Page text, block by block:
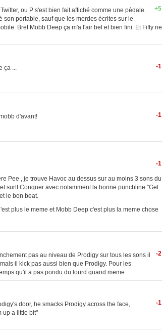
+5
ou P s'est bien fait affiché comme une pédale.
son portable, sauf que les merdes écrites sur le
Bref Mobb Deep ça m'a l'air bel et bien fini. Et Fifty ne
-1
...
-1
d'avant!
-1
Pee , je trouve Havoc au dessus sur au moins 3 sons du
surtt Conquer avec notamment la bonne punchline "Get
le bon beat.
plus le meme et Mobb Deep c'est plus la meme chose
-2
pas au niveau de Prodigy sur tous les sons il
il kick pas aussi bien que Prodigy. Pour les
qu'il a pas pondu du lourd quand meme.
-1
door, he smacks Prodigy across the face,
up a little bit"